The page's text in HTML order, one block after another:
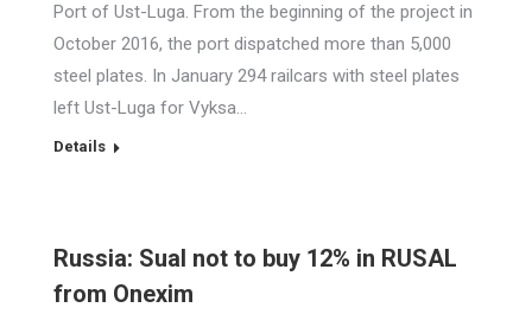
Port of Ust-Luga. From the beginning of the project in
October 2016, the port dispatched more than 5,000
steel plates. In January 294 railcars with steel plates
left Ust-Luga for Vyksa…
Details
Russia: Sual not to buy 12% in RUSAL
from Onexim